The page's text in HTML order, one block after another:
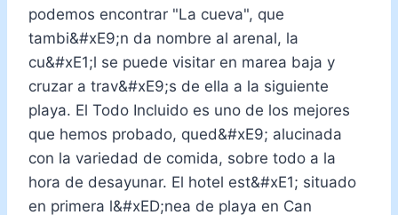
podemos encontrar "La cueva", que
tambi&#xE9;n da nombre al arenal, la
cu&#xE1;l se puede visitar en marea baja y
cruzar a trav&#xE9;s de ella a la siguiente
playa. El Todo Incluido es uno de los mejores
que hemos probado, qued&#xE9; alucinada
con la variedad de comida, sobre todo a la
hora de desayunar. El hotel est&#xE1; situado
en primera l&#xED;nea de playa en Can